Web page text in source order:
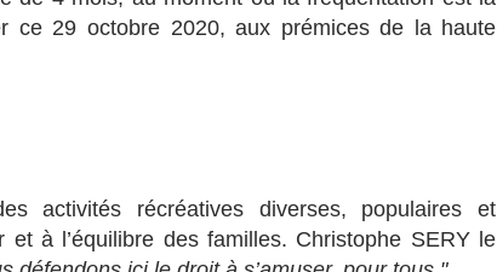
ce 29 octobre 2020, aux prémices de la haute
activités récréatives diverses, populaires et
à l’équilibre des familles. Christophe SERY le